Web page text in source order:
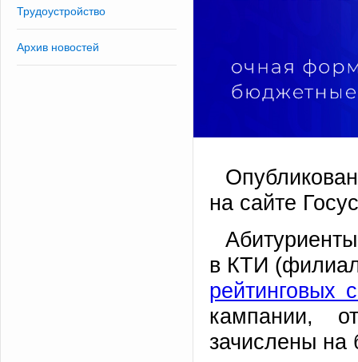
Трудоустройство
Архив новостей
на сайте
в КТИ
рейтинговых
кампании,
зачислены на